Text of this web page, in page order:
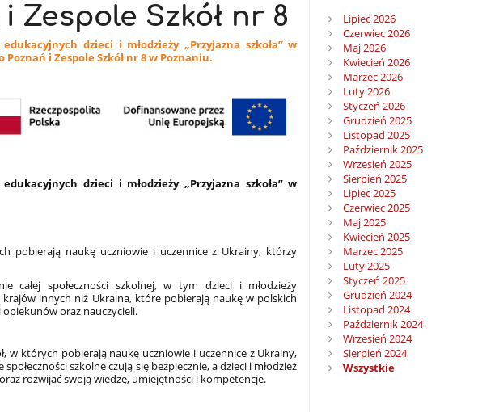
Zespole Szkół nr 8
dzieci i młodzieży „Przyjazna szkoła” w
i Zespole Szkół nr 8 w Poznaniu.
dzieci i młodzieży „Przyjazna szkoła” w
pobierają naukę uczniowie i uczennice z Ukrainy, którzy
całej społeczności szkolnej, w tym dzieci i młodzieży
innych niż Ukraina, które pobierają naukę w polskich
oraz nauczycieli.
w których pobierają naukę uczniowie i uczennice z Ukrainy,
szkolne czują się bezpiecznie, a dzieci i młodzież
rozwijać swoją wiedzę, umiejętności i kompetencje.
Lipiec 2026
Czerwiec 2026
Maj 2026
Kwiecień 2026
Marzec 2026
Luty 2026
Styczeń 2026
Grudzień 2025
Listopad 2025
Październik 2025
Wrzesień 2025
Sierpień 2025
Lipiec 2025
Czerwiec 2025
Maj 2025
Kwiecień 2025
Marzec 2025
Luty 2025
Styczeń 2025
Grudzień 2024
Listopad 2024
Październik 2024
Wrzesień 2024
Sierpień 2024
Wszystkie